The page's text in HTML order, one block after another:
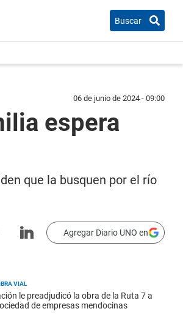
Buscar
06 de junio de 2024 - 09:00
espera
que la busquen por el río
Agregar Diario UNO en
VIAL
le preadjudicó la obra de la Ruta 7 a
de empresas mendocinas